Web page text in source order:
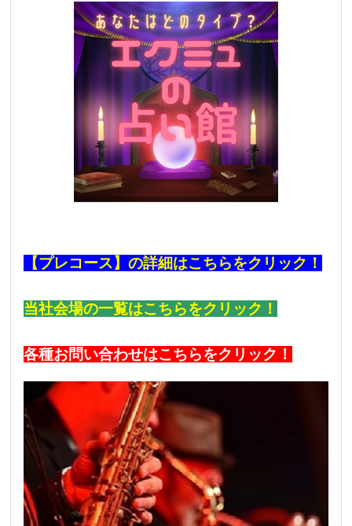
【プレコース】の詳細はこちらをクリック！
当社会場の一覧はこちらをクリック！
各種お問い合わせはこちらをクリック！